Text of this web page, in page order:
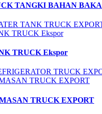
TANGKI BAHAN
TRUCK Ekspor
TRUCK Ekspor
TRUCK EXPORT
TRUCK EXPORT